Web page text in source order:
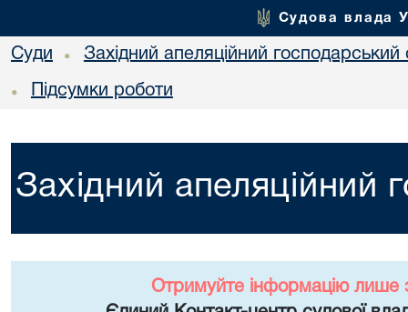
Судова влада
Суди • Західний апеляційний господарський
• Підсумки роботи
Західний апеляційний
Отримуйте інформацію лише